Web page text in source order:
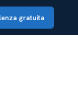
gratuita